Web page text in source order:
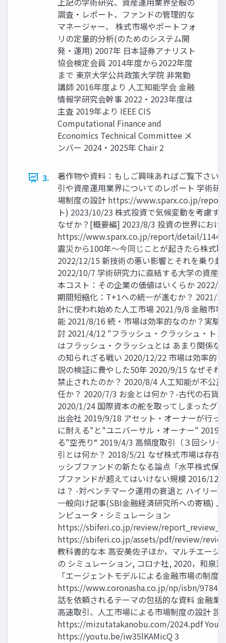
調査・レポート、ファンドの管理的な
マネージャー、 株式市場やポートフォ
リの定量的分析(のためのシステム開
発・運用) 2007年 日本証券アナリスト
協会検定会員 2014年度から2022年度
まで 東京大学公共政策大学院 非常勤
講師 2016年度より 人工知能学会 金融
情報学研究会幹事 2022・2023年度は
主査 2019年より IEEE CIS
Computational Finance and
Economics Technical Committee メ
ンバー 2024・2025年 Chair 2
3.
著作物や資料：もしご興味あればご覧下さい
引や資産運用業界についてのレポート 学術研
場制度の設計 https://www.sparx.co.jp/
ト) 2023/10/23 株式投資で気候変動を考慮す
なぜか？[概要編] 2023/8/3 投資の世界におけ
https://www.sparx.co.jp/report/detail/
震災から100年～今同じことが起きたら株式
2022/12/15 新技術の悪い影響とそれを乗り越
2022/10/7 学術研究力に直結する大学の資産
本コスト：その企業の価値はいくらか 2022/
期間短縮化：T+1への統一が進むか？ 2021/
計に使われ始めた人工市場 2021/9/8 金融市
能 2021/8/16 続・市場は効率的なのか？実験
討 2021/4/12 "フラッシュ・クラッシュ・ト
はフラッシュ・クラッシュとは あまり関係な
の知られざる戦い 2020/12/22 市場は効率的
説の検証に費やした50年 2020/9/15 なぜそれ
禁止されたのか？ 2020/8/4 人工知能が不公
任か？ 2020/7/3 お金とは何か？-古代の石貨
2020/1/24 国際資本の舵を取ってしまったグ
出会社 2019/9/18 アセット・オーナーが行っ
に耐える"と"ユニバーサル・オーナー" 2019/
る"空売り“ 2019/4/3 高頻度取引（３回シリ
引とは何か？ 2018/5/21 なぜ株式市場は存在
ッシブファンドの新たなる論点「水平株式保
ブファンドが超えてはいけない規模 2016/12/
は？ -対ベンチマーク運用の衰退と ハイリー
一般向け記事(SBI金融経済研究所への寄稿)
ンピュータ・シミュレーション
https://sbiferi.co.jp/review/
https://sbiferi.co.jp/assets/pdf/review/
教科書的な本 高安美佐子ほか，マルチエージ
の シミュレーション, コロナ社, 2020，和泉
「エージェントモデルによる金融市場の制度
https://www.coronasha.co.jp/np/isbn/
話を依頼されるテーマの包括的な資料 金融業
高速取引、人工市場による市場制度の設計 説
https://mizutatakanobu.com/2024.pdf
https://youtu.be/iw35lKAMicQ 3